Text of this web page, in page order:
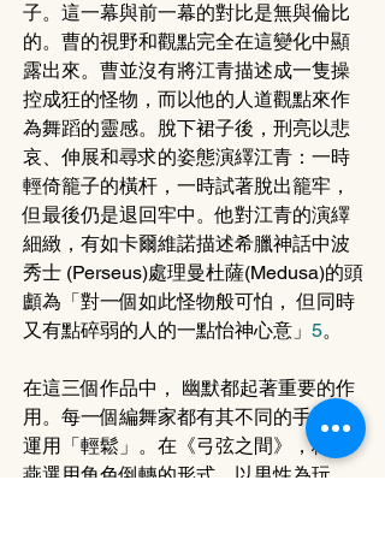
子。這一幕與前一幕的對比是無與倫比
的。曹的視野和觀點完全在這變化中顯
露出來。曹並沒有將江青描述成一隻操
控成狂的怪物，而以他的人道觀點來作
為舞蹈的靈感。脫下裙子後，刑亮以悲
哀、伸展和尋求的姿態演繹江青：一時
輕倚籠子的橫杆，一時試著脫出籠牢，
但最後仍是退回牢中。他對江青的演繹
細緻，有如卡爾維諾描述希臘神話中波
秀士 (Perseus)處理曼杜薩(Medusa)的頭
顱為「對一個如此怪物般可怕， 但同時
又有點碎弱的人的一點怡神心意」 5。
在這三個作品中， 幽默都起著重要的作
用。每一個編舞家都有其不同的手法來
運用「輕鬆」。在《弓弦之間》，梅卓
燕選用角色倒轉的形式，以男性為玩